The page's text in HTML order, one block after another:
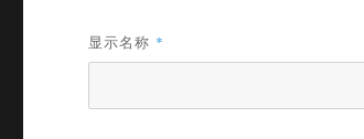
显示名称 *